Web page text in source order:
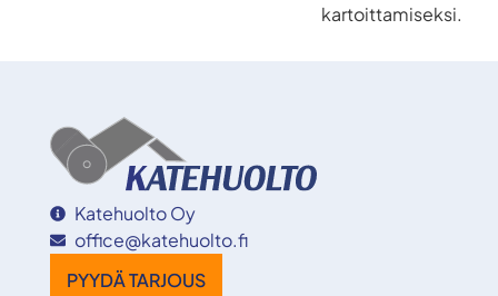
kartoittamiseksi.
Katehuolto Oy
office@katehuolto.fi
PYYDÄ TARJOUS